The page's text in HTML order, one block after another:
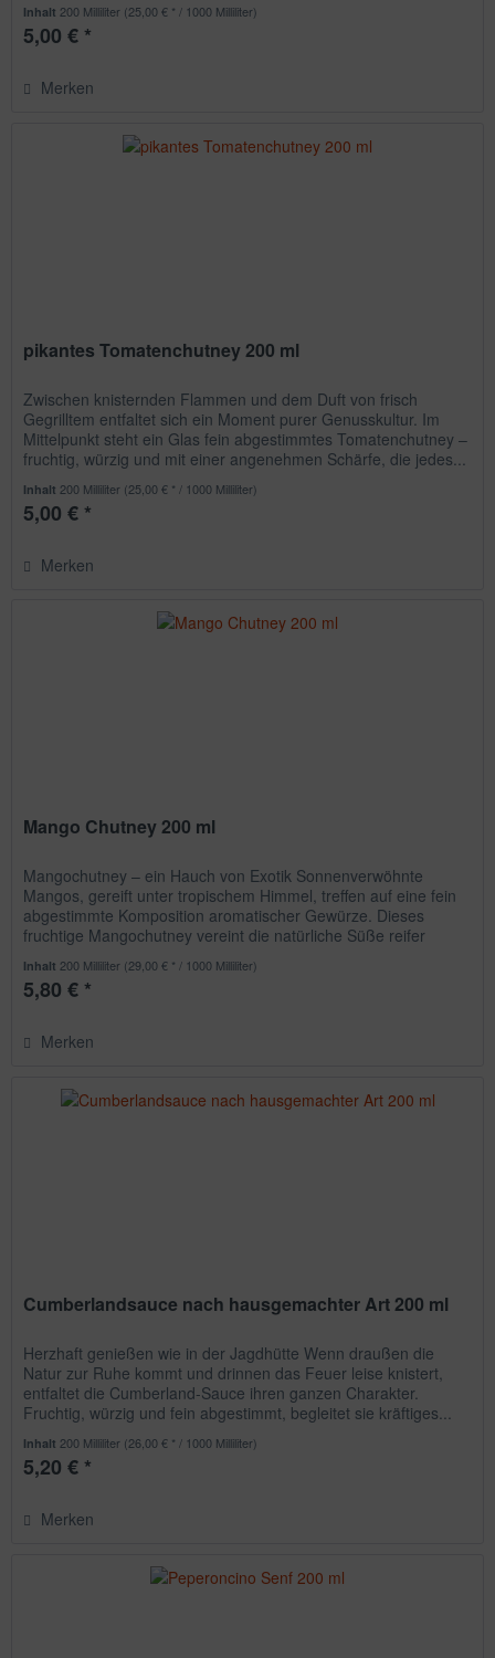
Inhalt 200 Milliliter (25,00 € * / 1000 Milliliter)
5,00 € *
Merken
pikantes Tomatenchutney 200 ml
Zwischen knisternden Flammen und dem Duft von frisch
Gegrilltem entfaltet sich ein Moment purer Genusskultur. Im
Mittelpunkt steht ein Glas fein abgestimmtes Tomatenchutney –
fruchtig, würzig und mit einer angenehmen Schärfe, die jedes...
Inhalt 200 Milliliter (25,00 € * / 1000 Milliliter)
5,00 € *
Merken
Mango Chutney 200 ml
Mangochutney – ein Hauch von Exotik Sonnenverwöhnte
Mangos, gereift unter tropischem Himmel, treffen auf eine fein
abgestimmte Komposition aromatischer Gewürze. Dieses
fruchtige Mangochutney vereint die natürliche Süße reifer
Inhalt200 Milliliter (29,00 € * / 1000 Milliliter)
5,80 € *
Merken
Cumberlandsauce nach hausgemachter Art 200 ml
Herzhaft genießen wie in der Jagdhütte Wenn draußen die
Natur zur Ruhe kommt und drinnen das Feuer leise knistert,
entfaltet die Cumberland-Sauce ihren ganzen Charakter.
Fruchtig, würzig und fein abgestimmt, begleitet sie kräftiges...
Inhalt200 Milliliter (26,00 € * / 1000 Milliliter)
5,20 € *
Merken